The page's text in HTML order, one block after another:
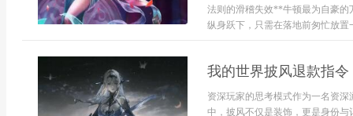
法则的滑稽失效**牛顿最为自豪的
纵身跃下，只需在落地前匆忙放置
我的世界披风退款指
资深玩家的思考模式作为一名资
中，披风不仅是装饰，更是身份